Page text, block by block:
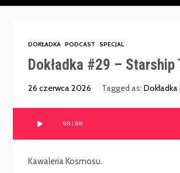
DOKŁADKA PODCAST SPECJAL
Dokładka #29 – Starship
26 czerwca 2026 Tagged as:
00:00
Kawaleria Kosmosu.